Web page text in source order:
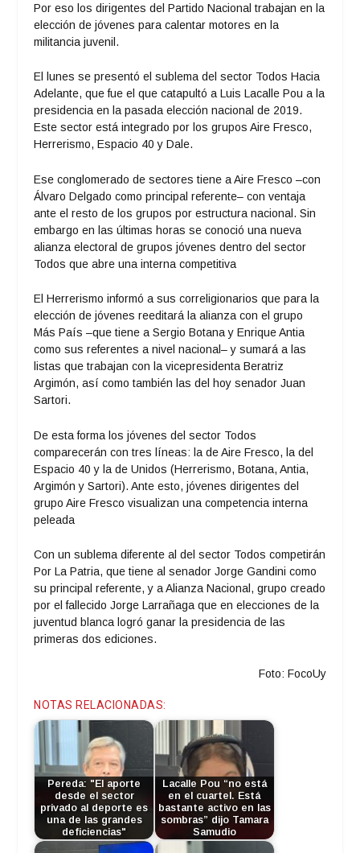
Por eso los dirigentes del Partido Nacional trabajan en la
elección de jóvenes para calentar motores en la
militancia juvenil.
El lunes se presentó el sublema del sector Todos Hacia
Adelante, que fue el que catapultó a Luis Lacalle Pou a la
presidencia en la pasada elección nacional de 2019.
Este sector está integrado por los grupos Aire Fresco,
Herrerismo, Espacio 40 y Dale.
Ese conglomerado de sectores tiene a Aire Fresco –con
Álvaro Delgado como principal referente– con ventaja
ante el resto de los grupos por estructura nacional. Sin
embargo en las últimas horas se conoció una nueva
alianza electoral de grupos jóvenes dentro del sector
Todos que abre una interna competitiva
El Herrerismo informó a sus correligionarios que para la
elección de jóvenes reeditará la alianza con el grupo
Más País –que tiene a Sergio Botana y Enrique Antia
como sus referentes a nivel nacional– y sumará a las
listas que trabajan con la vicepresidenta Beratriz
Argimón, así como también las del hoy senador Juan
Sartori.
De esta forma los jóvenes del sector Todos
comparecerán con tres líneas: la de Aire Fresco, la del
Espacio 40 y la de Unidos (Herrerismo, Botana, Antia,
Argimón y Sartori). Ante esto, jóvenes dirigentes del
grupo Aire Fresco visualizan una competencia interna
peleada
Con un sublema diferente al del sector Todos competirán
Por La Patria, que tiene al senador Jorge Gandini como
su principal referente, y a Alianza Nacional, grupo creado
por el fallecido Jorge Larrañaga que en elecciones de la
juventud blanca logró ganar la presidencia de las
primeras dos ediciones.
Foto: FocoUy
NOTAS RELACIONADAS:
Pereda: "El aporte
desde el sector
privado al deporte es
una de las grandes
deficiencias"
Lacalle Pou “no está
en el cuartel. Está
bastante activo en las
sombras” dijo Tamara
Samudio